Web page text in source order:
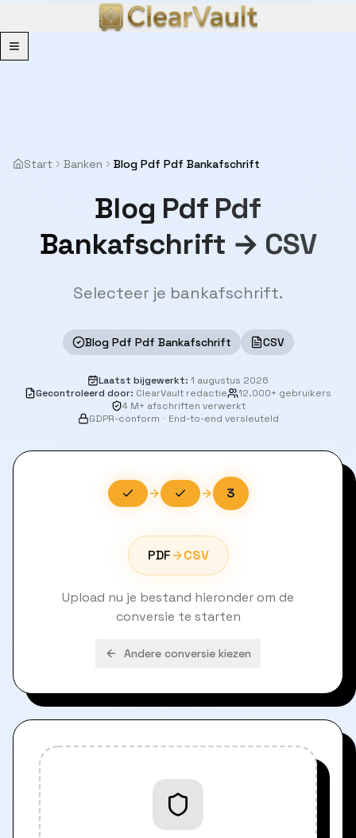
Menu
Start Banken Blog Pdf Pdf Bankafschrift
Blog Pdf Pdf
Bankafschrift → CSV
Selecteer je bankafschrift.
Blog Pdf Pdf Bankafschrift CSV
Laatst bijgewerkt: 1 augustus 2026
Gecontroleerd door: ClearVault redactie
12.000+ gebruikers
4 M+ afschriften verwerkt
GDPR-conform · End-to-end versleuteld
3
PDF CSV
Upload nu je bestand hieronder om de
conversie te starten
Andere conversie kiezen